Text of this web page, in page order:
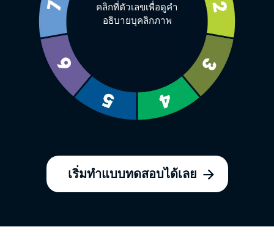
คลิกที่ตัวเลขเพื่อดูคำ
อธิบายบุคลิกภาพ
เริ่มทำแบบทดสอบได้เลย